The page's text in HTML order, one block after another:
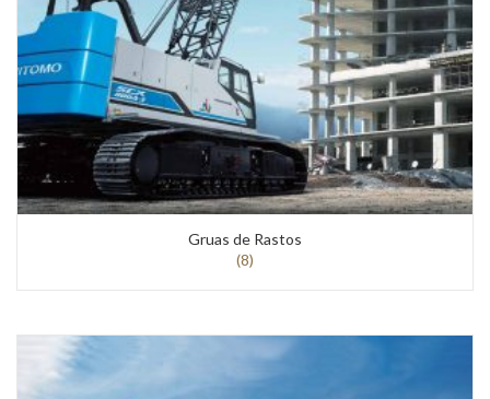
Gruas de Rastos
(8)